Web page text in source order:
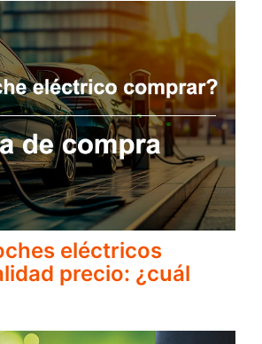
eléctricos
precio: ¿cuál